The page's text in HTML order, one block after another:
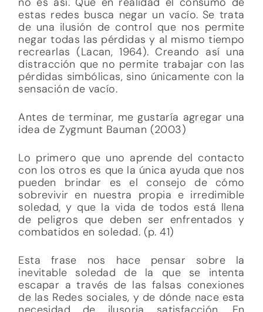
estas redes busca negar un vacío. Se trata
de una ilusión de control que nos permite
negar todas las pérdidas y al mismo tiempo
recrearlas (Lacan, 1964). Creando así una
distracción que no permite trabajar con las
pérdidas simbólicas, sino únicamente con la
sensación de vacío.
Antes de terminar, me gustaría agregar una
idea de Zygmunt Bauman (2003)
Lo primero que uno aprende del contacto
con los otros es que la única ayuda que nos
pueden brindar es el consejo de cómo
sobrevivir en nuestra propia e irredimible
soledad, y que la vida de todos está llena
de peligros que deben ser enfrentados y
combatidos en soledad. (p. 41)
Esta frase nos hace pensar sobre la
inevitable soledad de la que se intenta
escapar a través de las falsas conexiones
de las Redes sociales, y de dónde nace esta